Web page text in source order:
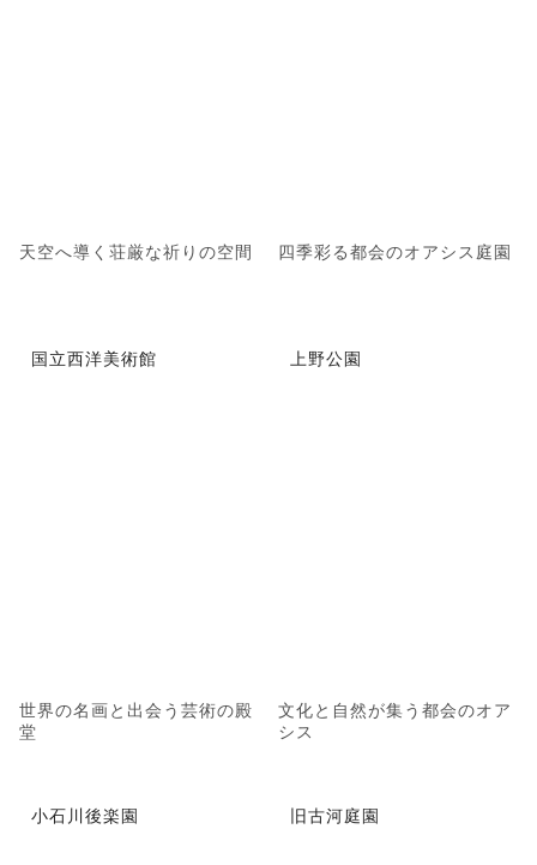
天空へ導く荘厳な祈りの空間 四季彩る都会のオアシス庭園
国立西洋美術館
世界の名画と出会う芸術の殿
堂
上野公園
文化と自然が集う都会のオア
シス
小石川後楽園 旧古河庭園